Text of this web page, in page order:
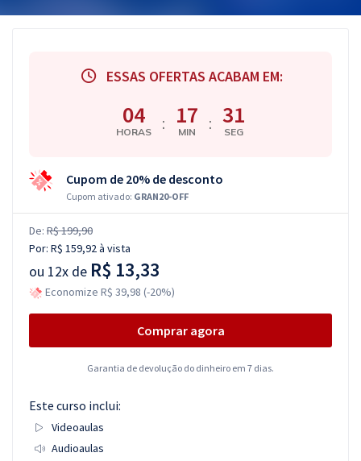
ESSAS OFERTAS ACABAM EM:
04
HORAS : 17
MIN : 31
SEG
Cupom de 20% de desconto
Cupom ativado: GRAN20-OFF
De: R$ 199,90
Por: R$ 159,92à vista
ou 12x de R$ 13,33
Economize R$ 39,98 (-20%)
Comprar agora
Garantia de devolução do dinheiro em 7 dias.
Este curso inclui:
Videoaulas
Audioaulas